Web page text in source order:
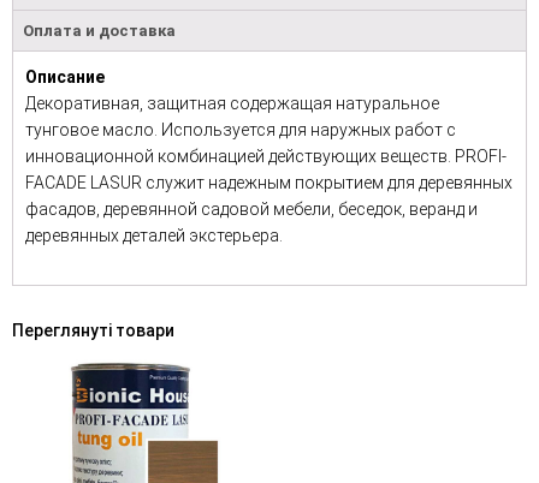
Оплата и доставка
Описание
Декоративная, защитная содержащая натуральное
тунговое масло. Используется для наружных работ с
инновационной комбинацией действующих веществ. PROFI-
FACADE LASUR служит надежным покрытием для деревянных
фасадов, деревянной садовой мебели, беседок, веранд и
деревянных деталей экстерьера.
Переглянуті товари